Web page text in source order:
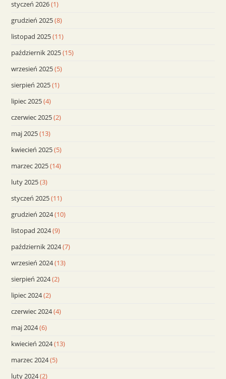
styczeń 2026(1)
grudzień 2025(8)
listopad 2025(11)
październik 2025(15)
wrzesień 2025(5)
sierpień 2025(1)
lipiec 2025(4)
czerwiec 2025(2)
maj 2025(13)
kwiecień 2025(5)
marzec 2025(14)
luty 2025(3)
styczeń 2025(11)
grudzień 2024(10)
listopad 2024(9)
październik 2024(7)
wrzesień 2024(13)
sierpień 2024(2)
lipiec 2024(2)
czerwiec 2024(4)
maj 2024(6)
kwiecień 2024(13)
marzec 2024(5)
luty 2024(2)